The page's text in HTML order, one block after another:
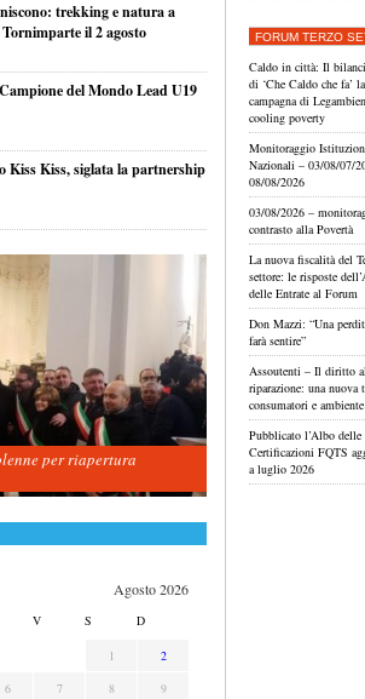
trekking e natura a
il 2 agosto
del Mondo Lead U19
Kiss Kiss, siglata la partnership
per riapertura
Agosto 2026
V S D
1
2
6 7 8
9
FORUM TERZO
Caldo in città: Il
di ‘Che Caldo che fa’ la
campagna di
cooling poverty
Monitoraggio
Nazionali – 03/08/07/
08/08/2026
03/08/2026 –
contrasto alla Povertà
La nuova fiscalità del
settore: le risposte
delle Entrate al Forum
Don Mazzi: “Una
farà sentire”
Assoutenti – Il diritto
riparazione: una nuova
consumatori e ambiente
Pubblicato l’Albo delle
Certificazioni FQTS
a luglio 2026